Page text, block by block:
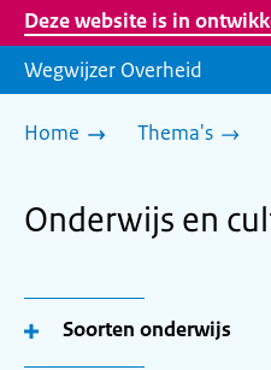
Deze website is in
Wegwijzer Overheid
Home Thema's
Onderwijs en
Soorten onderwijs